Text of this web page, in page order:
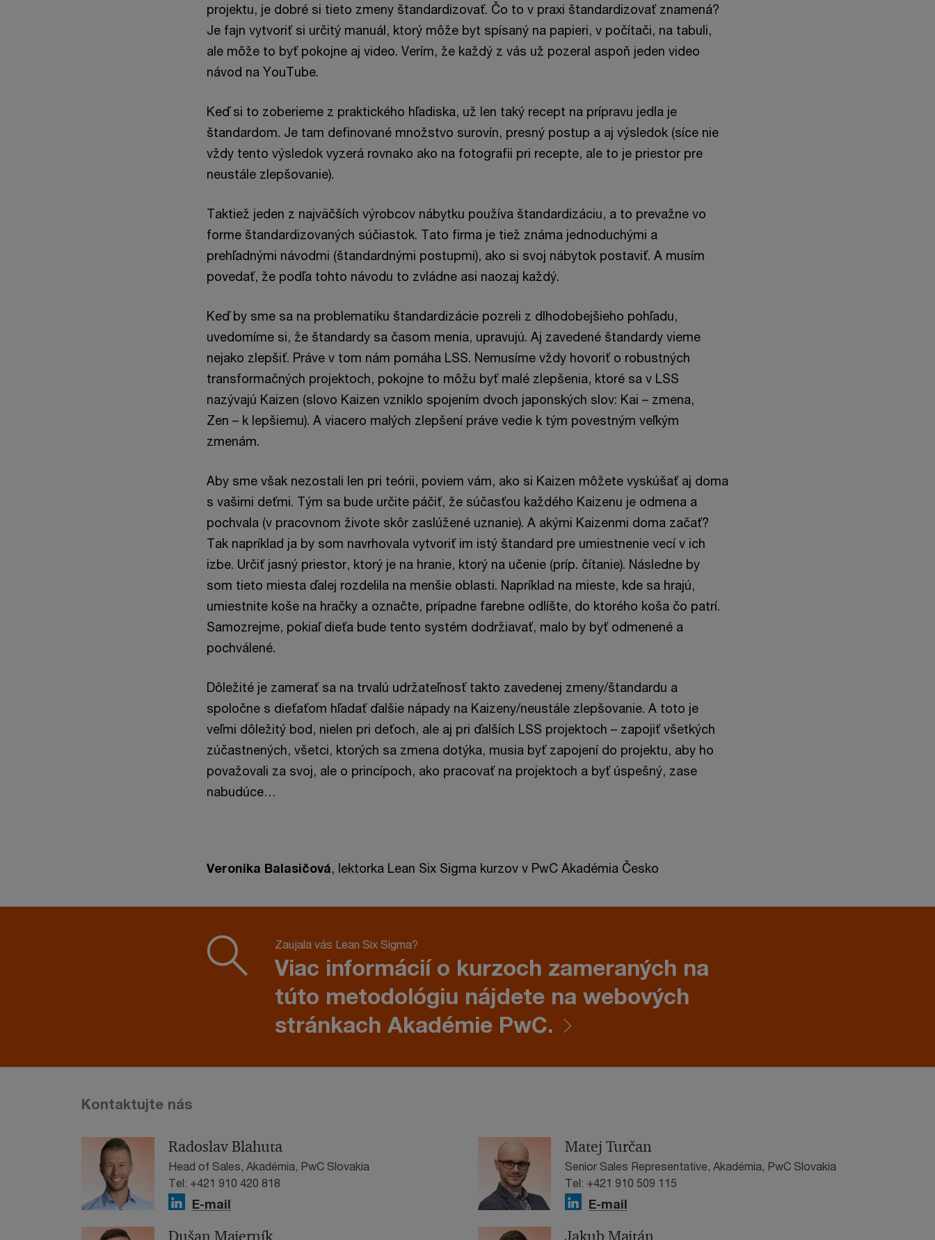
projektu, je dobré si tieto zmeny štandardizovať. Čo to v praxi štandardizovať znamená?
Je fajn vytvoriť si určitý manuál, ktorý môže byt spísaný na papieri, v počítači, na tabuli,
ale môže to byť pokojne aj video. Verím, že každý z vás už pozeral aspoň jeden video
návod na YouTube.
Keď si to zoberieme z praktického hľadiska, už len taký recept na prípravu jedla je
štandardom. Je tam definované množstvo surovín, presný postup a aj výsledok (síce nie
vždy tento výsledok vyzerá rovnako ako na fotografii pri recepte, ale to je priestor pre
neustále zlepšovanie).
Taktiež jeden z najväčších výrobcov nábytku používa štandardizáciu, a to prevažne vo
forme štandardizovaných súčiastok. Tato firma je tiež známa jednoduchými a
prehľadnými návodmi (štandardnými postupmi), ako si svoj nábytok postaviť. A musím
povedať, že podľa tohto návodu to zvládne asi naozaj každý.
Keď by sme sa na problematiku štandardizácie pozreli z dlhodobejšieho pohľadu,
uvedomíme si, že štandardy sa časom menia, upravujú. Aj zavedené štandardy vieme
nejako zlepšiť. Práve v tom nám pomáha LSS. Nemusíme vždy hovoriť o robustných
transformačných projektoch, pokojne to môžu byť malé zlepšenia, ktoré sa v LSS
nazývajú Kaizen (slovo Kaizen vzniklo spojením dvoch japonských slov: Kai – zmena,
Zen – k lepšiemu). A viacero malých zlepšení práve vedie k tým povestným veľkým
zmenám.
Aby sme však nezostali len pri teórii, poviem vám, ako si Kaizen môžete vyskúšať aj doma
s vašimi deťmi. Tým sa bude určite páčiť, že súčasťou každého Kaizenu je odmena a
pochvala (v pracovnom živote skôr zaslúžené uznanie). A akými Kaizenmi doma začať?
Tak napríklad ja by som navrhovala vytvoriť im istý štandard pre umiestnenie vecí v ich
izbe. Určiť jasný priestor, ktorý je na hranie, ktorý na učenie (príp. čítanie). Následne by
som tieto miesta ďalej rozdelila na menšie oblasti. Napríklad na mieste, kde sa hrajú,
umiestnite koše na hračky a označte, prípadne farebne odlíšte, do ktorého koša čo patrí.
Samozrejme, pokiaľ dieťa bude tento systém dodržiavať, malo by byť odmenené a
pochválené.
Dôležité je zamerať sa na trvalú udržateľnosť takto zavedenej zmeny/štandardu a
spoločne s dieťaťom hľadať ďalšie nápady na Kaizeny/neustále zlepšovanie. A toto je
veľmi dôležitý bod, nielen pri deťoch, ale aj pri ďalších LSS projektoch – zapojiť všetkých
zúčastnených, všetci, ktorých sa zmena dotýka, musia byť zapojení do projektu, aby ho
považovali za svoj, ale o princípoch, ako pracovať na projektoch a byť úspešný, zase
nabudúce…
Veronika Balasičová, lektorka Lean Six Sigma kurzov v PwC Akadémia Česko
Zaujala vás Lean Six Sigma?
Viac informácií o kurzoch zameraných na
túto metodológiu nájdete na webových
stránkach Akadémie PwC.
Kontaktujte nás
Radoslav Blahuta
Head of Sales, Akadémia, PwC Slovakia
Tel: +421 910 420 818
E-mail
Matej Turčan
Senior Sales Representative, Akadémia, PwC Slovakia
Tel: +421 910 509 115
E-mail